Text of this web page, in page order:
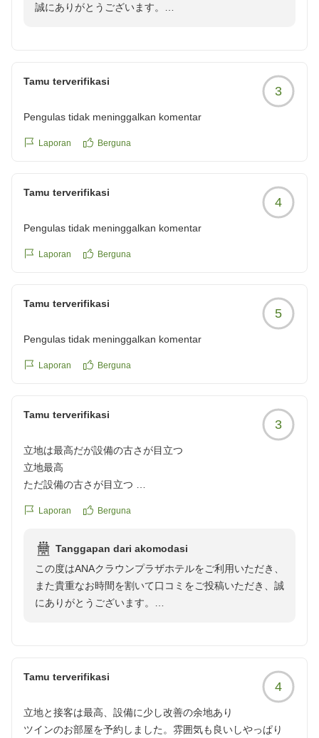
嬉しいことはございません。
テルは駅や周辺施設へのアクセスの良さも多くのお客様
にご好評いただいており、観光やビジネス、長期のご滞
在まで、さまざまなシーンで便利にご利用いただける環
そして何より、「また利用したいです」とのお言葉をい
に安心して快適にお過ごしいただけるホテルであり続け
られるよう、サービス・お料理・施設のすべてにおいて
より一層磨きをかけ、心を込めたおもてなしに努めてま
いります。
す日を、スタッフ一同心より楽しみにお待ちしておりま
誠にありがとうございます。
なお褒めのお言葉は、料理人をはじめ、レストランスタ
鉄板焼「加賀」では、厳選した食材の持ち味を活かし、
19階からご覧いただける景色とともに、お食事の時間
ご様子を伺うことができ、スタッフ一同大変光栄に存じ
これからも、お料理の美味しさはもちろんのこと、心地
よい空間づくりと温かいサービスで、お客様に「また訪
改めまして、この度は嬉しいご感想をお寄せいただき、
誠にありがとうございました。次回お越しの際も、ぜひ
鉄板焼「加賀」をはじめ、館内のレストランで季節ごと
またお客様にお会いできます日を、スタッフ一同心より
Tamu terverifikasi
3
Pengulas tidak meninggalkan komentar
Laporan Berguna
Tamu terverifikasi
4
Pengulas tidak meninggalkan komentar
Laporan Berguna
Tamu terverifikasi
5
Pengulas tidak meninggalkan komentar
Laporan Berguna
Tamu terverifikasi
3
立地は最高だが設備の古さが目立つ
立地最高
ただ設備の古さが目立つ
クチコミの詳細はこちらから
reviewId=33123478405670
Laporan Berguna
Tanggapan dari akomodasi
この度はANAクラウンプラザホテルをご利用いただき、
また貴重なお時間を割いて口コミをご投稿いただき、誠
にありがとうございます。
ける立地を大切な魅力の一つとしております。その利便
性をご実感いただけたことは、私どもにとって何よりの
喜びでございます。
一方で、設備の古さにつきましては、ご期待に十分お応
Tamu terverifikasi
4
立地と接客は最高、設備に少し改善の余地あり
ツインのお部屋を予約しました。雰囲気も良いしやっぱり